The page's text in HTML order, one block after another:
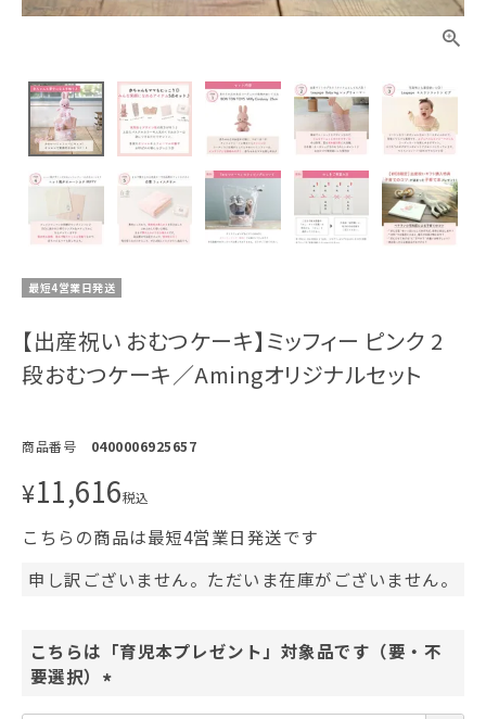
最短4営業日発送
【出産祝い おむつケーキ】ミッフィー ピンク 2
段おむつケーキ／Amingオリジナルセット
商品番号 0400006925657
¥11,616税込
こちらの商品は最短4営業日発送です
申し訳ございません。ただいま在庫がございません。
こちらは「育児本プレゼント」対象品です（要・不
要選択）